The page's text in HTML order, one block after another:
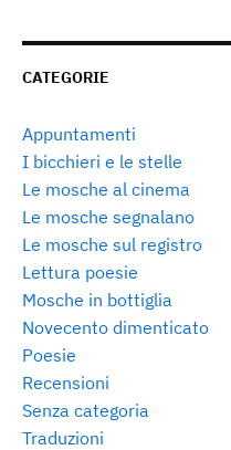
CATEGORIE
Appuntamenti
I bicchieri e le stelle
Le mosche al cinema
Le mosche segnalano
Le mosche sul registro
Lettura poesie
Mosche in bottiglia
Novecento dimenticato
Poesie
Recensioni
Senza categoria
Traduzioni